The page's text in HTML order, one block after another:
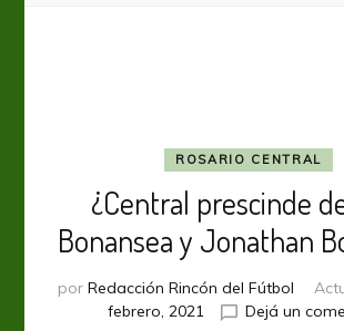
ROSARIO CENTRAL
¿Central prescinde
Bonansea y Jonathan
por Redacción Rincón del Fútbol
febrero, 2021
Dejá un